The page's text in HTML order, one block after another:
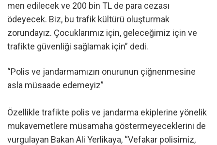
men edilecek ve 200 bin TL de para cezası
ödeyecek. Biz, bu trafik kültürü oluşturmak
zorundayız. Çocuklarımız için, geleceğimiz için ve
trafikte güvenliği sağlamak için” dedi.
“Polis ve jandarmamızın onurunun çiğnenmesine
asla müsaade edemeyiz”
Özellikle trafikte polis ve jandarma ekiplerine yönelik
mukavemetlere müsamaha göstermeyeceklerini de
vurgulayan Bakan Ali Yerlikaya, “Vefakar polisimiz,